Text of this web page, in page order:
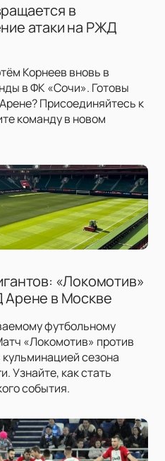
в
атаки на РЖД
Корнеев вновь в
в ФК «Сочи». Готовы
Присоединяйтесь к
команду в новом
«Локомотив»
в Москве
футбольному
«Локомотив» против
сезона
Узнайте, как стать
события.